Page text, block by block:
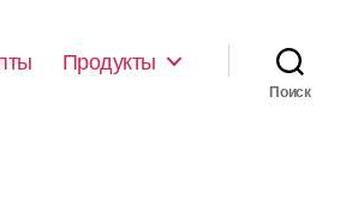
Продукты
Поиск